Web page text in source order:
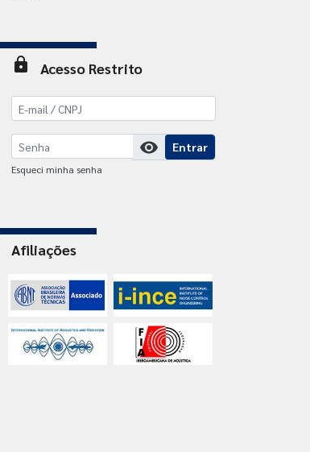
lock Acesso Restrito
visibility Entrar
Esqueci minha senha
Afiliações